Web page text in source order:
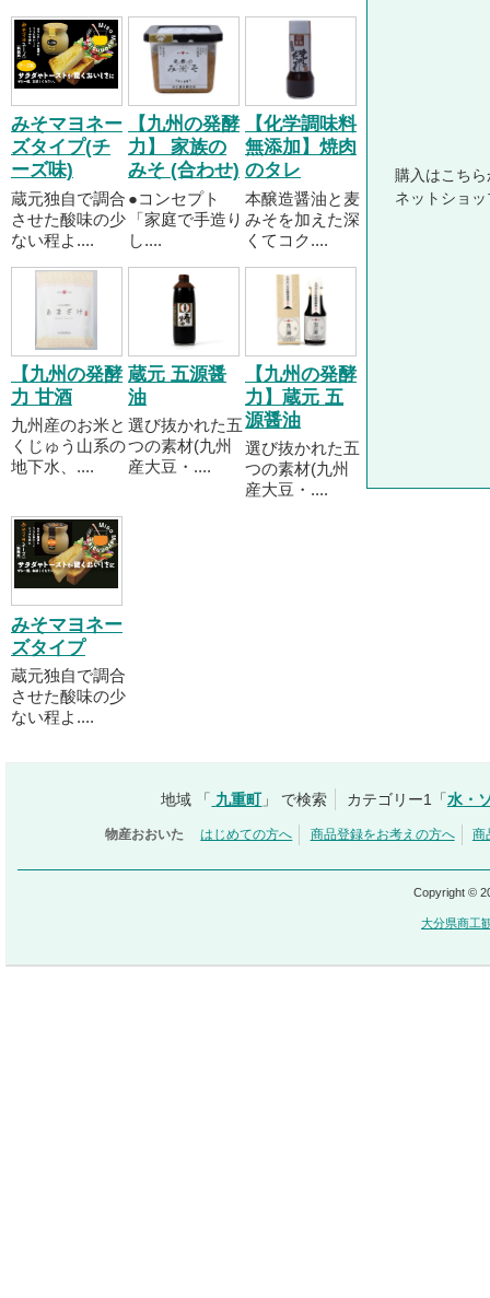
みそマヨネー
ズタイプ(チ
ーズ味)
蔵元独自で調合
させた酸味の少
ない程よ....
【九州の発酵
力】 家族の
みそ (合わせ)
●コンセプト
「家庭で手造り
し....
【化学調味料
無添加】焼肉
のタレ
本醸造醤油と麦
みそを加えた深
くてコク....
【九州の発酵
力 甘酒
九州産のお米と
くじゅう山系の
地下水、....
蔵元 五源醤
油
選び抜かれた五
つの素材(九州
産大豆・....
【九州の発酵
力】蔵元 五
源醤油
選び抜かれた五
つの素材(九州
産大豆・....
みそマヨネー
ズタイプ
蔵元独自で調合
させた酸味の少
ない程よ....
購入はこちら
ネットショッ
地域 「 九重町」 で検索 カテゴリー1「水・
物産おおいた はじめての方へ 商品登録をお考えの方へ 商
Copyright ©
大分県商工